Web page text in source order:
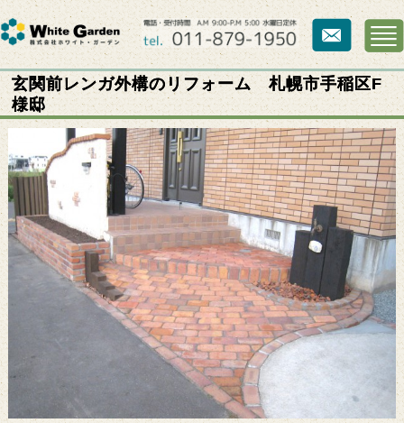
玄関前レンガ外構のリフォーム 札幌市手稲区F
様邸